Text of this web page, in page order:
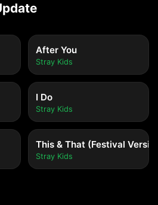
After You
Stray Kids
I Do
Stray Kids
This & That (Festival
Stray Kids